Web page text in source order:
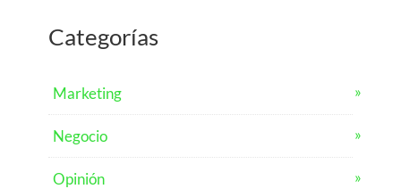
Categorías
Marketing
Negocio
Opinión